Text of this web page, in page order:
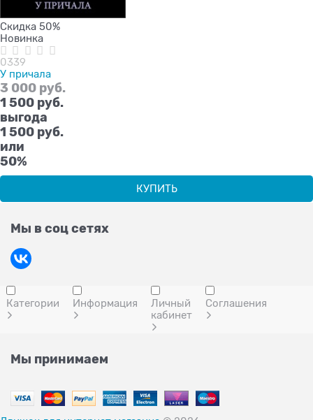
Скидка 50%
Новинка
0339
У причала
3 000 руб.
1 500 руб.
выгода
1 500 руб.
или
50%
КУПИТЬ
Мы в соц сетях
Категории Информация
Личный
кабинет
Соглашения
Мы принимаем